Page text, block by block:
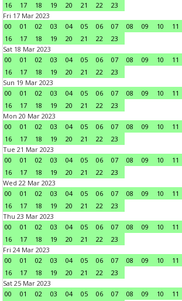
16 17 18 19 20 21 22
23
Fri 17 Mar 2023
00
01 02 03 04 05 06 07 08 09 10 11
16
17 18 19 20 21 22
23
Sat 18 Mar 2023
00
01 02 03 04 05 06 07 08 09 10 11
16
17 18 19 20 21 22
23
Sun 19 Mar 2023
00
01 02 03 04 05 06 07 08 09 10 11
16
17 18 19 20 21 22
23
Mon 20 Mar 2023
00
01 02 03 04 05 06 07 08 09 10 11
16
17 18 19 20 21 22
23
Tue 21 Mar 2023
00
01 02 03 04 05 06 07 08 09 10 11
16
17 18 19 20 21 22
23
Wed 22 Mar 2023
00
01 02 03 04 05 06 07 08 09 10 11
16
17 18 19 20 21 22
23
Thu 23 Mar 2023
00
01 02 03 04 05 06 07 08 09 10 11
16
17 18 19 20 21 22
23
Fri 24 Mar 2023
00
01 02 03 04 05 06 07 08 09 10 11
16
17 18 19 20 21 22
23
Sat 25 Mar 2023
00
01 02 03 04 05 06 07 08 09 10 11